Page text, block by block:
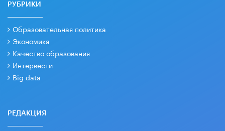
РУБРИКИ
Образовательная политика
Экономика
Качество образования
Интервести
Big data
РЕДАКЦИЯ